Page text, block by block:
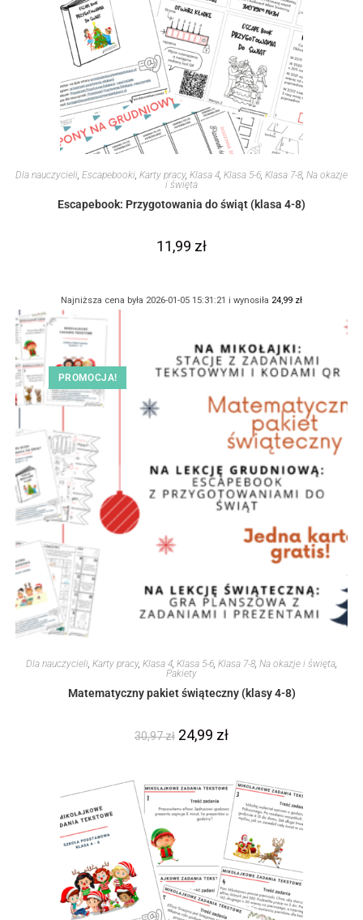
Dla nauczycieli, Escapebooki, Karty pracy, Klasa 4, Klasa 5-6, Klasa 7-8, Na okazje
i święta
Escapebook: Przygotowania do świąt (klasa 4-8)
11,99 zł
Najniższa cena była 2026-01-05 15:31:21 i wynosiła 24,99 zł
PROMOCJA!
Dla nauczycieli, Karty pracy, Klasa 4, Klasa 5-6, Klasa 7-8, Na okazje i święta,
Pakiety
Matematyczny pakiet świąteczny (klasy 4-8)
30,97zł 24,99 zł